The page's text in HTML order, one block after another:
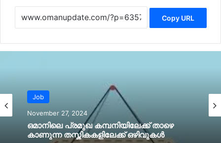
Copy URL
Job
November 27, 2024
ഒമാനിലെ പ്രമുഖ കമ്പനിയിലേക്ക് താഴെ
കാണുന്ന തസ്തികകളിലേക്ക് ഒഴിവുകൾ